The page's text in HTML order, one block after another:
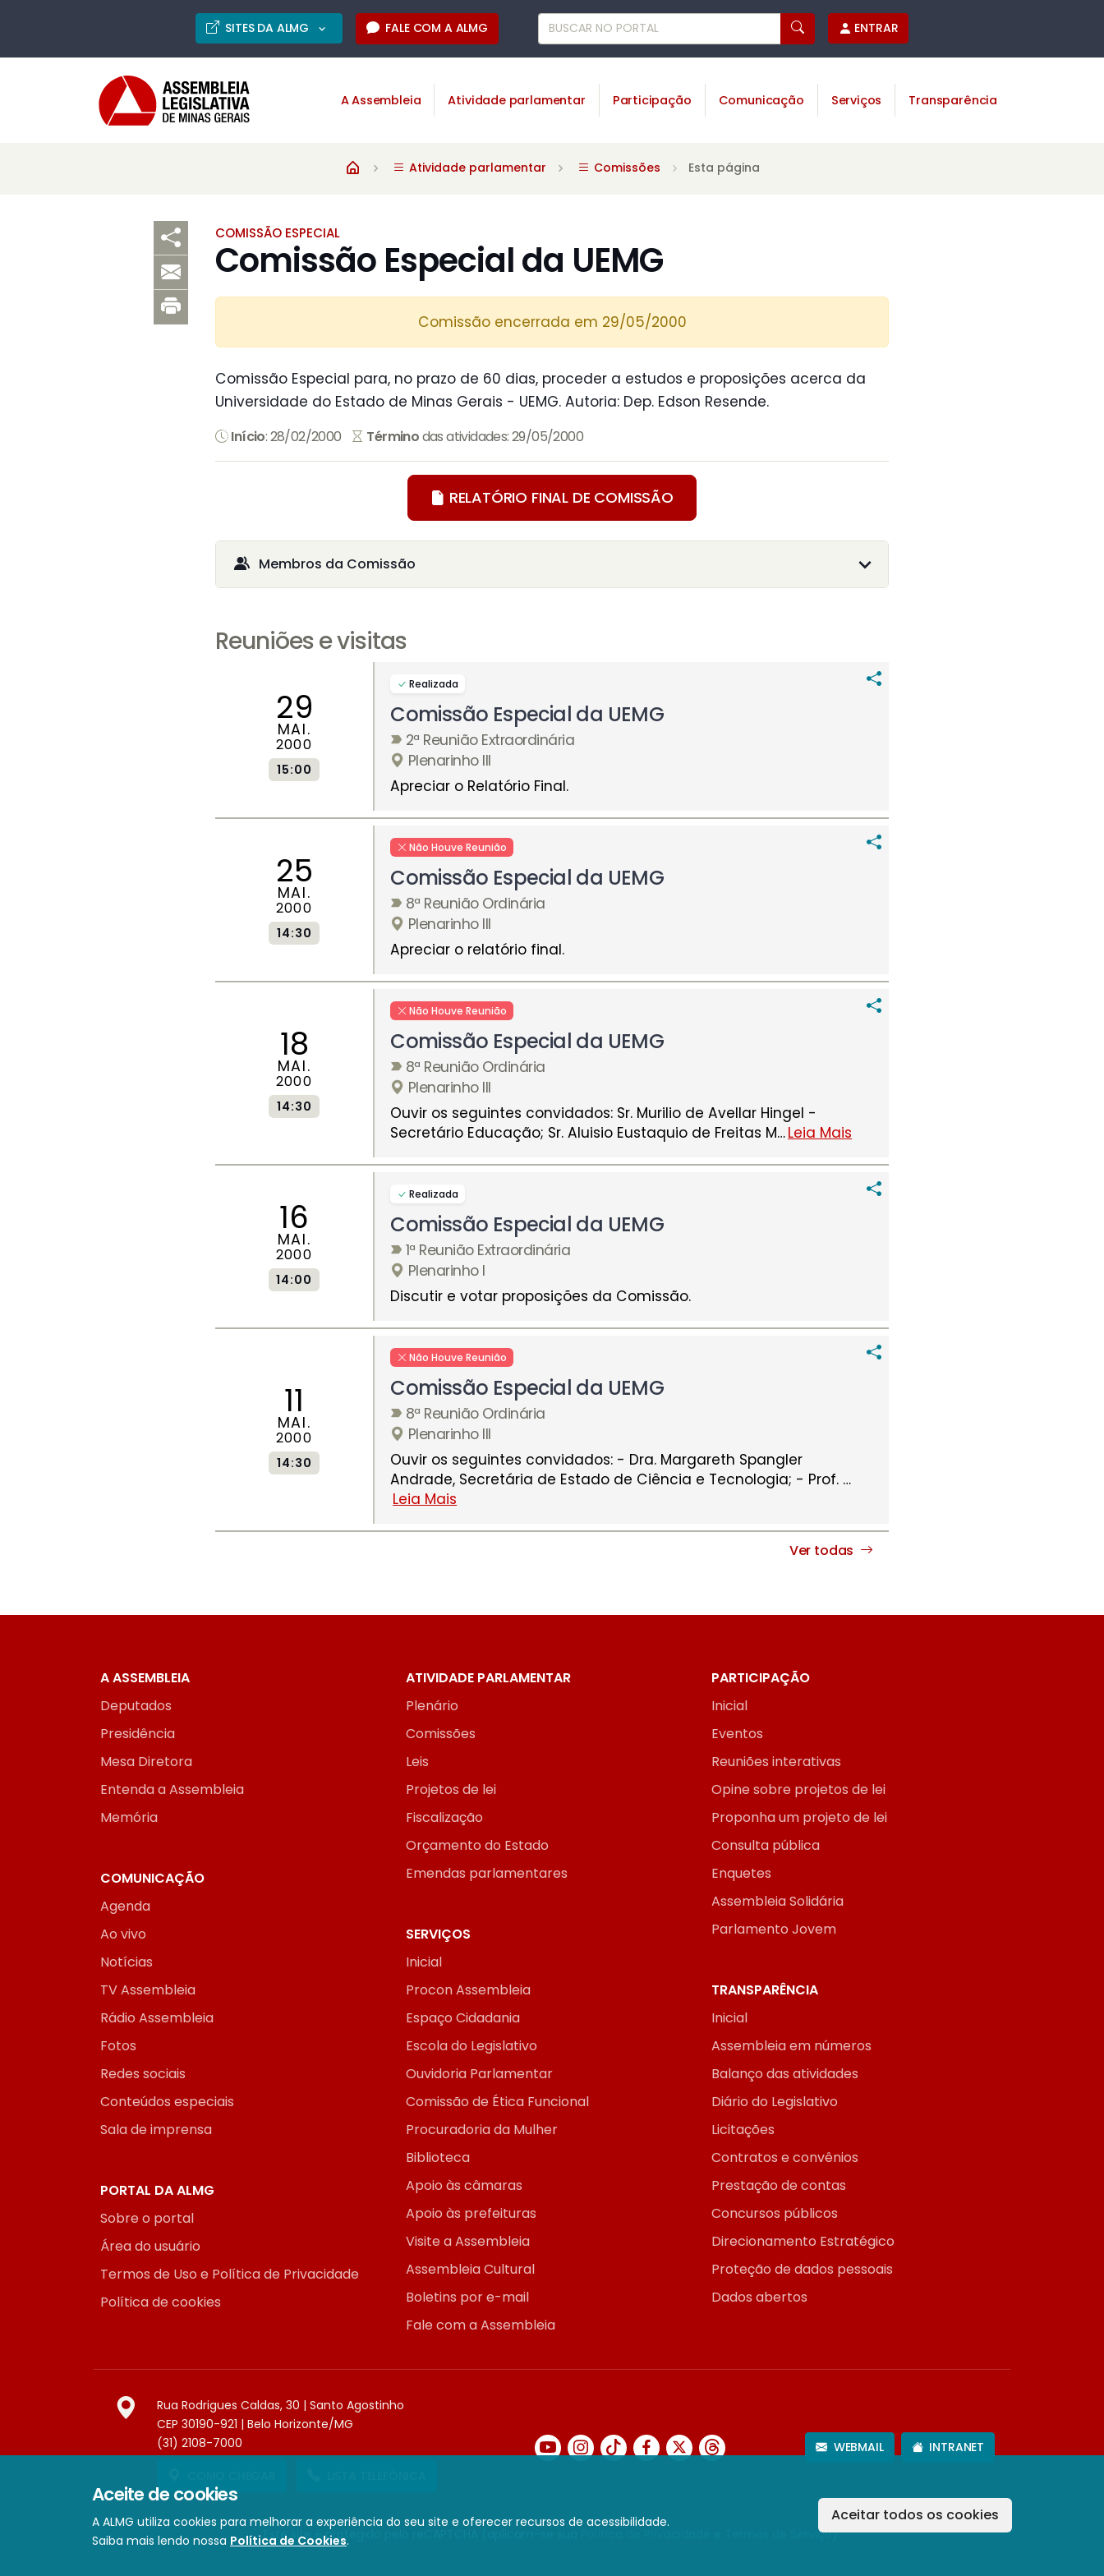
Aceite de cookies
A ALMG utiliza cookies para melhorar a experiência do seu site e oferecer recursos de acessibilidade.
Saiba mais lendo nossa Política de Cookies.
Aceitar todos os cookies
SITES DA ALMG FALE COM A ALMG ENTRAR
A Assembleia Atividade parlamentar Participação Comunicação Serviços Transparência
Atividade parlamentar Comissões Esta página
COMISSÃO ESPECIAL
Comissão Especial da UEMG
Comissão encerrada em 29/05/2000
Comissão Especial para, no prazo de 60 dias, proceder a estudos e proposições acerca da
Universidade do Estado de Minas Gerais - UEMG. Autoria: Dep. Edson Resende.
Início: 28/02/2000 Términodas atividades: 29/05/2000
RELATÓRIO FINAL DE COMISSÃO
Membros da Comissão
Reuniões e visitas
29
MAI.
2000
15:00
Realizada
Comissão Especial da UEMG
2ª Reunião Extraordinária
Plenarinho III
Apreciar o Relatório Final.
25
MAI.
2000
14:30
Não Houve Reunião
Comissão Especial da UEMG
8ª Reunião Ordinária
Plenarinho III
Apreciar o relatório final.
18
MAI.
2000
14:30
Não Houve Reunião
Comissão Especial da UEMG
8ª Reunião Ordinária
Plenarinho III
Ouvir os seguintes convidados: Sr. Murilio de Avellar Hingel -
Secretário Educação; Sr. Aluisio Eustaquio de Freitas M…Leia Mais
16
MAI.
2000
14:00
Realizada
Comissão Especial da UEMG
1ª Reunião Extraordinária
Plenarinho I
Discutir e votar proposições da Comissão.
11
MAI.
2000
14:30
Não Houve Reunião
Comissão Especial da UEMG
8ª Reunião Ordinária
Plenarinho III
Ouvir os seguintes convidados: - Dra. Margareth Spangler
Andrade, Secretária de Estado de Ciência e Tecnologia; - Prof. …
Leia Mais
Ver todas
A ASSEMBLEIA
Deputados
Presidência
Mesa Diretora
Entenda a Assembleia
Memória
ATIVIDADE PARLAMENTAR
Plenário
Comissões
Leis
Projetos de lei
Fiscalização
Orçamento do Estado
Emendas parlamentares
PARTICIPAÇÃO
Inicial
Eventos
Reuniões interativas
Opine sobre projetos de lei
Proponha um projeto de lei
Consulta pública
Enquetes
Assembleia Solidária
Parlamento Jovem
COMUNICAÇÃO
Agenda
Ao vivo
Notícias
TV Assembleia
Rádio Assembleia
Fotos
Redes sociais
Conteúdos especiais
Sala de imprensa
SERVIÇOS
Inicial
Procon Assembleia
Espaço Cidadania
Escola do Legislativo
Ouvidoria Parlamentar
Comissão de Ética Funcional
Procuradoria da Mulher
Biblioteca
Apoio às câmaras
Apoio às prefeituras
Visite a Assembleia
Assembleia Cultural
Boletins por e-mail
Fale com a Assembleia
TRANSPARÊNCIA
Inicial
Assembleia em números
Balanço das atividades
Diário do Legislativo
Licitações
Contratos e convênios
Prestação de contas
Concursos públicos
Direcionamento Estratégico
Proteção de dados pessoais
Dados abertos
PORTAL DA ALMG
Sobre o portal
Área do usuário
Termos de Uso e Política de Privacidade
Política de cookies
Rua Rodrigues Caldas, 30 | Santo Agostinho
CEP 30190-921 | Belo Horizonte/MG
(31) 2108-7000
WEBMAIL INTRANET
Este site é protegido pelo reCAPTCHA (aplicam-se sua Termos de Serviço).